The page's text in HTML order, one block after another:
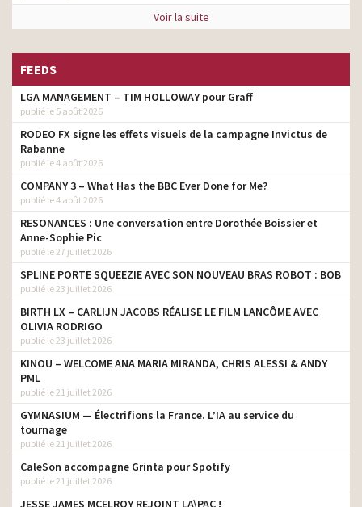
Voir la suite
FEEDS
LGA MANAGEMENT – TIM HOLLOWAY pour Graff
publié le 5 août 2026
RODEO FX signe les effets visuels de la campagne Invictus de
Rabanne
publié le 4 août 2026
COMPANY 3 – What Has the BBC Ever Done for Me?
publié le 4 août 2026
RESONANCES : Une conversation entre Dorothée Boissier et
Anne-Sophie Pic
publié le 27 juillet 2026
SPLINE PORTE SQUEEZIE AVEC SON NOUVEAU BRAS ROBOT : BOB
publié le 23 juillet 2026
BIRTH LX – CARLIJN JACOBS RÉALISE LE FILM LANCÔME AVEC
OLIVIA RODRIGO
publié le 23 juillet 2026
KINOU – WELCOME ANA MARIA MIRANDA, CHRIS ALESSI & ANDY
PML
publié le 21 juillet 2026
GYMNASIUM — Électrifions la France. L’IA au service du
tournage
publié le 21 juillet 2026
CaleSon accompagne Grinta pour Spotify
publié le 21 juillet 2026
JESSE JAMES MCELROY REJOINT LA\PAC !